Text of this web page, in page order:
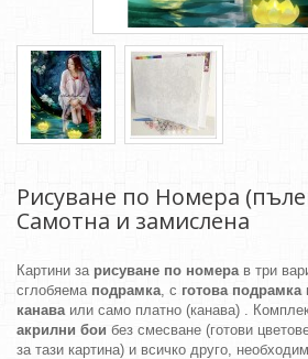
Рисуване по Номера
Самотна и замислена
Картини за рисуване по номерав три
сглобяема подрамка, с готова
канаваили само платно (канава) .
акрилни бои без смесване (готови
за тази картина) и всичко друго,